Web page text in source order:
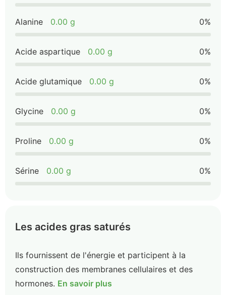
Alanine 0.00 g 0%
Acide aspartique 0.00 g 0%
Acide glutamique 0.00 g 0%
Glycine 0.00 g 0%
Proline 0.00 g 0%
Sérine 0.00 g 0%
Les acides gras saturés
Ils fournissent de l'énergie et participent à la
construction des membranes cellulaires et des
hormones. En savoir plus